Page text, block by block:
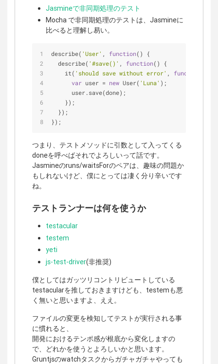
Jasmineで非同期処理のテスト
Mocha で非同期処理のテストは、Jasmineに
比べると理解し易い。
describe( 'User' , function( )
{
  describe(
'#save()' , function( )
{
    it(
'should save without error' , function
var user = new User( 'Luna' );
      user.save(done);
    });
  });
});
つまり、テストメソッドに引数として入ってくる
doneを呼べばそれでよろしいって話です。
Jasmineのruns/waitsForのペアは、趣味の問題か
もしれないけど、僕にとっては凄く分り辛いです
ね。
テストランナーは何を使うか
testacular
testem
yeti
js-test-driver(非推奨)
僕としてはガッツリコントリビュートしている
testacularを推しておきますけども、testemも悪
く無いと思いますよ、ええ。
ファイルの変更を検知してテストが実行される事
に慣れると、
開発におけるテンポ感が根底から変化しますの
で、どれかを使うとよろしいかと思います。
Gruntjsのwatchタスクからガチャガチャやっても